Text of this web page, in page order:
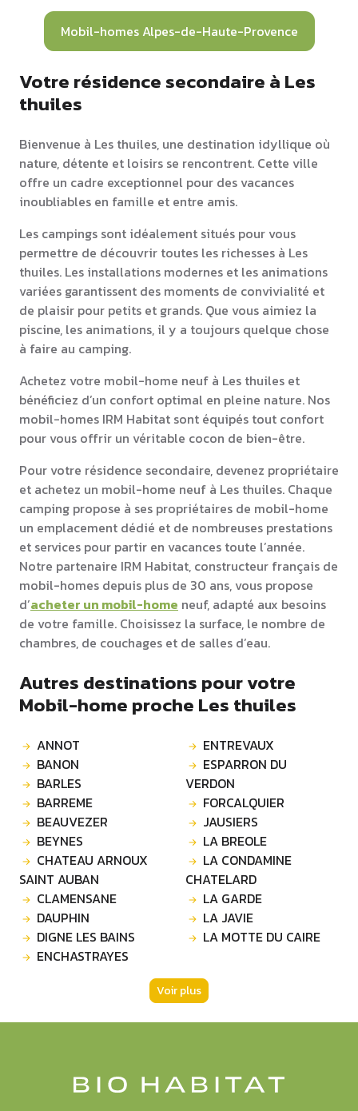
Mobil-homes Alpes-de-Haute-Provence
Votre résidence secondaire à Les
thuiles
Bienvenue à Les thuiles, une destination idyllique où
nature, détente et loisirs se rencontrent. Cette ville
offre un cadre exceptionnel pour des vacances
inoubliables en famille et entre amis.
Les campings sont idéalement situés pour vous
permettre de découvrir toutes les richesses à Les
thuiles. Les installations modernes et les animations
variées garantissent des moments de convivialité et
de plaisir pour petits et grands. Que vous aimiez la
piscine, les animations, il y a toujours quelque chose
à faire au camping.
Achetez votre mobil-home neuf à Les thuiles et
bénéficiez d’un confort optimal en pleine nature. Nos
mobil-homes IRM Habitat sont équipés tout confort
pour vous offrir un véritable cocon de bien-être.
Pour votre résidence secondaire, devenez propriétaire
et achetez un mobil-home neuf à Les thuiles. Chaque
camping propose à ses propriétaires de mobil-home
un emplacement dédié et de nombreuses prestations
et services pour partir en vacances toute l’année.
Notre partenaire IRM Habitat, constructeur français de
mobil-homes depuis plus de 30 ans, vous propose
d’acheter un mobil-home neuf, adapté aux besoins
de votre famille. Choisissez la surface, le nombre de
chambres, de couchages et de salles d’eau.
Autres destinations pour votre
Mobil-home proche Les thuiles
ANNOT
BANON
BARLES
BARREME
BEAUVEZER
BEYNES
CHATEAU ARNOUX
SAINT AUBAN
CLAMENSANE
DAUPHIN
DIGNE LES BAINS
ENCHASTRAYES
ENTREVAUX
ESPARRON DU
VERDON
FORCALQUIER
JAUSIERS
LA BREOLE
LA CONDAMINE
CHATELARD
LA GARDE
LA JAVIE
LA MOTTE DU CAIRE
Voir plus